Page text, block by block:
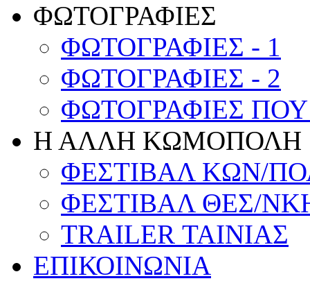
ΦΩΤΟΓΡΑΦΙΕΣ
ΦΩΤΟΓΡΑΦΙΕΣ - 1
ΦΩΤΟΓΡΑΦΙΕΣ - 2
ΦΩΤΟΓΡΑΦΙΕΣ
Η ΑΛΛΗ ΚΩΜΟΠΟΛΗ
ΦΕΣΤΙΒΑΛ ΚΩΝ/
ΦΕΣΤΙΒΑΛ ΘΕΣ/
TRAILER ΤΑΙΝΙΑΣ
ΕΠΙΚΟΙΝΩΝΙΑ